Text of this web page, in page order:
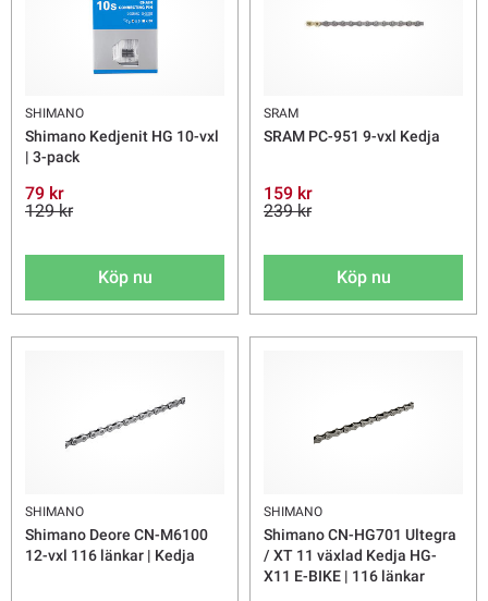
SHIMANO
Shimano Kedjenit HG 10-vxl
| 3-pack
79 kr
129 kr
Köp nu
SRAM
SRAM PC-951 9-vxl Kedja
159 kr
239 kr
Köp nu
SHIMANO
Shimano Deore CN-M6100
12-vxl 116 länkar | Kedja
SHIMANO
Shimano CN-HG701 Ultegra
/ XT 11 växlad Kedja HG-
X11 E-BIKE | 116 länkar